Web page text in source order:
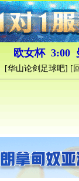
欧女杯 3:00
[华山论剑足球吧] [